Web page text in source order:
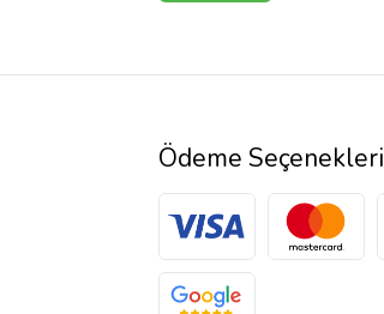
Ödeme Seçenekleri